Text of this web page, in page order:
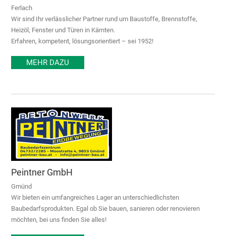
Ferlach
Wir sind Ihr verlässlicher Partner rund um Baustoffe, Brennstoffe,
Heizöl, Fenster und Türen in Kärnten.
Erfahren, kompetent, lösungsorientiert – sei 1952!
MEHR DAZU
Peintner GmbH
Gmünd
Wir bieten ein umfangreiches Lager an unterschiedlichsten
Baubedarfsprodukten. Egal ob Sie bauen, sanieren oder renovieren
möchten, bei uns finden Sie alles!